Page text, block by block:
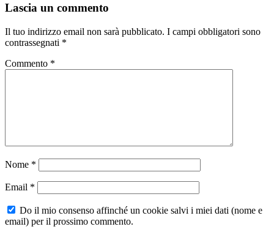
Lascia un commento
Il tuo indirizzo email non sarà pubblicato. I campi obbligatori sono
contrassegnati *
Commento *
Nome *
Email *
Do il mio consenso affinché un cookie salvi i miei dati (nome e
email) per il prossimo commento.